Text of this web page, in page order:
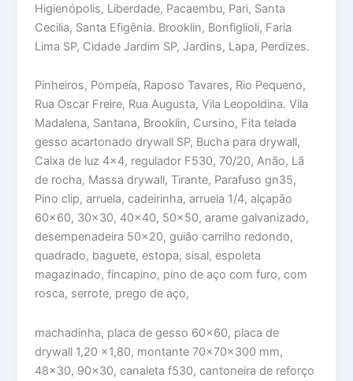
Higienópolis, Liberdade, Pacaembu, Pari, Santa
Cecilia, Santa Efigênia. Brooklin, Bonfiglioli, Faria
Lima SP, Cidade Jardim SP, Jardins, Lapa, Perdizes.
Pinheiros, Pompeía, Raposo Tavares, Rio Pequeno,
Rua Oscar Freire, Rua Augusta, Vila Leopoldina. Vila
Madalena, Santana, Brooklin, Cursino, Fita telada
gesso acartonado drywall SP, Bucha para drywall,
Caixa de luz 4×4, regulador F530, 70/20, Anão, Lã
de rocha, Massa drywall, Tirante, Parafuso gn35,
Pino clip, arruela, cadeirinha, arruela 1/4, alçapão
60×60, 30×30, 40×40, 50×50, arame galvanizado,
desempenadeira 50×20, guião carrilho redondo,
quadrado, baguete, estopa, sisal, espoleta
magazinado, fincapino, pino de aço com furo, com
rosca, serrote, prego de aço,
machadinha, placa de gesso 60×60, placa de
drywall 1,20 x1,80, montante 70x70x300 mm,
48×30, 90×30, canaleta f530, cantoneira de reforço